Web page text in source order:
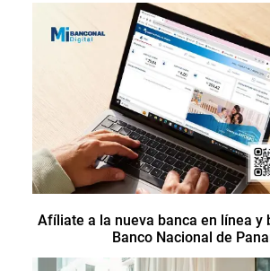
Afíliate a la nueva banca en línea y
Banco Nacional de